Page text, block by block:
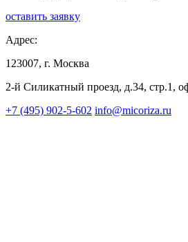
оставить заявку
Адрес:
123007, г. Москва
2-й Силикатный проезд, д.34, стр.1,
+7 (495) 902-5-602 info@micoriza.ru